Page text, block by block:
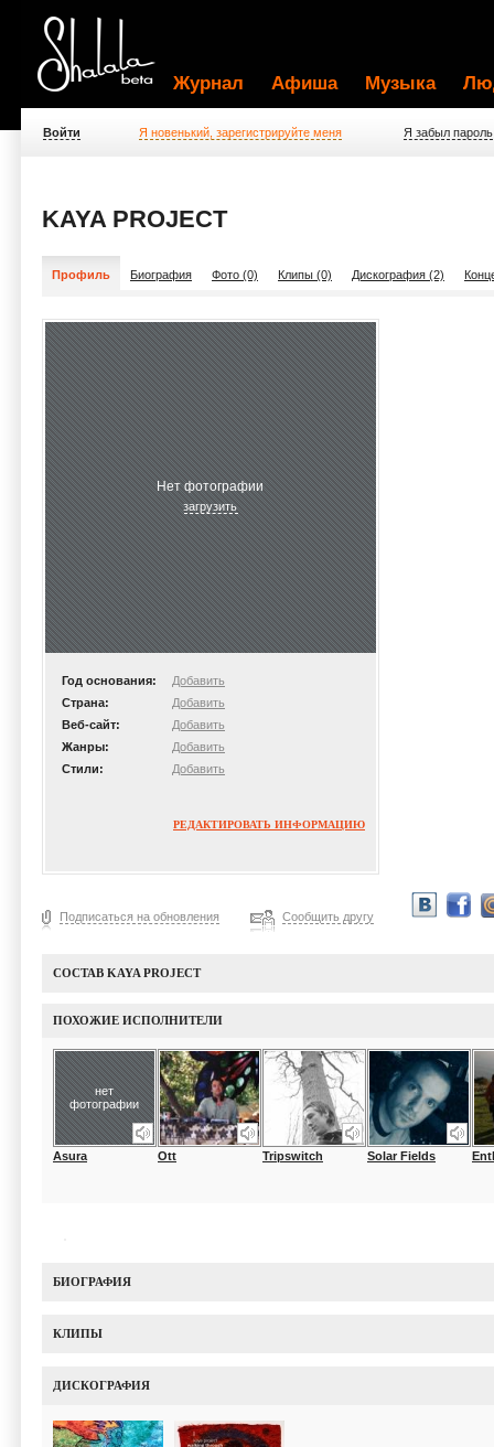
Журнал Афиша Музыка
Войти Я новенький, зарегистрируйте меня Я забыл пароль
KAYA PROJECT
Профиль Биография Фото (0) Клипы (0) Дискография (2)
Нет фотографии
загрузить
Год основания:
Добавить
Страна:
Добавить
Веб-сайт:
Добавить
Жанры:
Добавить
Стили:
Добавить
РЕДАКТИРОВАТЬ ИНФОРМАЦИЮ
Подписаться на обновления Сообщить другу
СОСТАВ KAYA PROJECT
ПОХОЖИЕ ИСПОЛНИТЕЛИ
нет
фотографии
Asura Ott Tripswitch Solar Fields
БИОГРАФИЯ
КЛИПЫ
ДИСКОГРАФИЯ